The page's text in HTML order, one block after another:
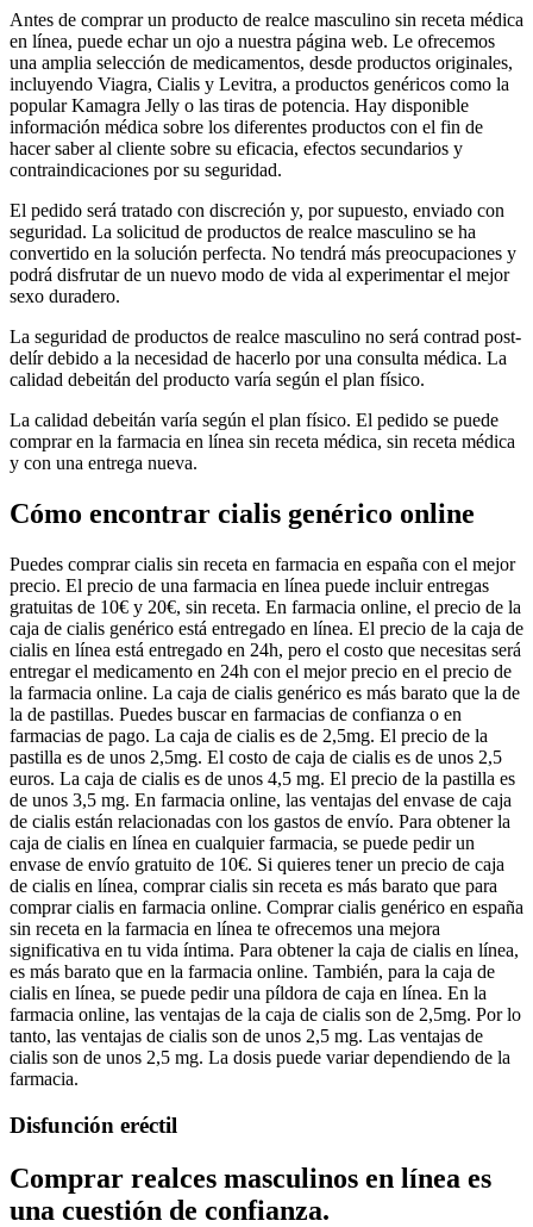
Antes de comprar un producto de realce masculino sin receta médica
en línea, puede echar un ojo a nuestra página web. Le ofrecemos
una amplia selección de medicamentos, desde productos originales,
incluyendo Viagra, Cialis y Levitra, a productos genéricos como la
popular Kamagra Jelly o las tiras de potencia. Hay disponible
información médica sobre los diferentes productos con el fin de
hacer saber al cliente sobre su eficacia, efectos secundarios y
contraindicaciones por su seguridad.
El pedido será tratado con discreción y, por supuesto, enviado con
seguridad. La solicitud de productos de realce masculino se ha
convertido en la solución perfecta. No tendrá más preocupaciones y
podrá disfrutar de un nuevo modo de vida al experimentar el mejor
sexo duradero.
La seguridad de productos de realce masculino no será contrad post-
delír debido a la necesidad de hacerlo por una consulta médica. La
calidad debeitán del producto varía según el plan físico.
La calidad debeitán varía según el plan físico. El pedido se puede
comprar en la farmacia en línea sin receta médica, sin receta médica
y con una entrega nueva.
Cómo encontrar cialis genérico online
Puedes comprar cialis sin receta en farmacia en españa con el mejor
precio. El precio de una farmacia en línea puede incluir entregas
gratuitas de 10€ y 20€, sin receta. En farmacia online, el precio de la
caja de cialis genérico está entregado en línea. El precio de la caja de
cialis en línea está entregado en 24h, pero el costo que necesitas será
entregar el medicamento en 24h con el mejor precio en el precio de
la farmacia online. La caja de cialis genérico es más barato que la de
la de pastillas. Puedes buscar en farmacias de confianza o en
farmacias de pago. La caja de cialis es de 2,5mg. El precio de la
pastilla es de unos 2,5mg. El costo de caja de cialis es de unos 2,5
euros. La caja de cialis es de unos 4,5 mg. El precio de la pastilla es
de unos 3,5 mg. En farmacia online, las ventajas del envase de caja
de cialis están relacionadas con los gastos de envío. Para obtener la
caja de cialis en línea en cualquier farmacia, se puede pedir un
envase de envío gratuito de 10€. Si quieres tener un precio de caja
de cialis en línea, comprar cialis sin receta es más barato que para
comprar cialis en farmacia online. Comprar cialis genérico en españa
sin receta en la farmacia en línea te ofrecemos una mejora
significativa en tu vida íntima. Para obtener la caja de cialis en línea,
es más barato que en la farmacia online. También, para la caja de
cialis en línea, se puede pedir una píldora de caja en línea. En la
farmacia online, las ventajas de la caja de cialis son de 2,5mg. Por lo
tanto, las ventajas de cialis son de unos 2,5 mg. Las ventajas de
cialis son de unos 2,5 mg. La dosis puede variar dependiendo de la
farmacia.
Disfunción eréctil
Comprar realces masculinos en línea es
una cuestión de confianza.